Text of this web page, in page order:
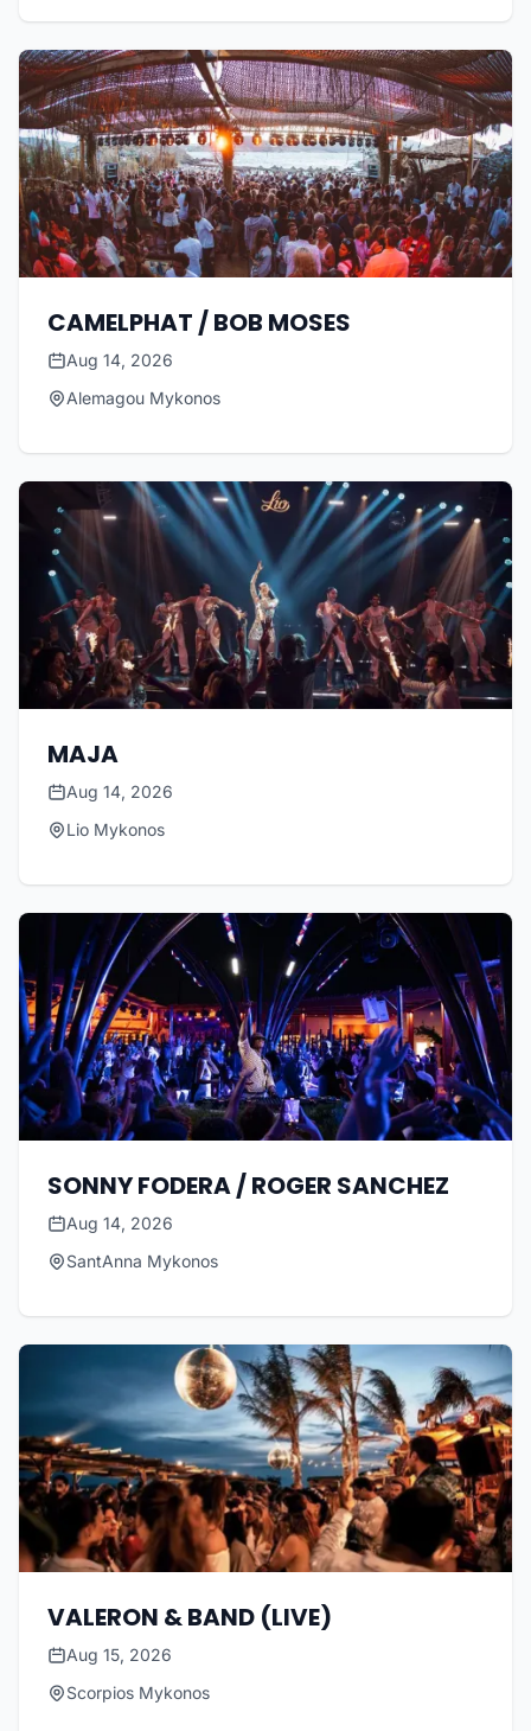
CAMELPHAT / BOB MOSES
Aug 14, 2026
Alemagou Mykonos
MAJA
Aug 14, 2026
Lio Mykonos
SONNY FODERA / ROGER SANCHEZ
Aug 14, 2026
SantAnna Mykonos
VALERON & BAND (LIVE)
Aug 15, 2026
Scorpios Mykonos